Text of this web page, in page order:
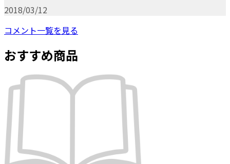
2018/03/12
コメント一覧を見る
おすすめ商品